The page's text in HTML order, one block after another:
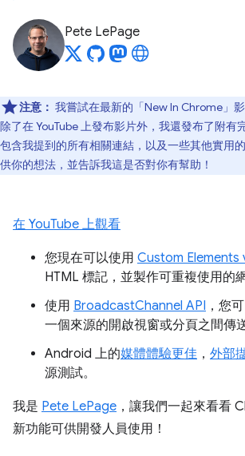
Pete LePage
注意： 我嘗試在最新的「New In Chrome」
除了在 YouTube 上發布影片外，我還發布了附有
包含我提到的所有相關連結，以及一些其他實用
供你的想法，並告訴我這是否對你有幫助！
在 YouTube 上觀看
您現在可以使用 Custom Elements
HTML 標記，並製作可重複使用的
使用 BroadcastChannel API ，您
一個來源的開啟視窗或分頁之間傳
Android 上的媒體體驗更佳 ， 外部
源測試。
我是 Pete LePage ，讓我們一起來看看
新功能可供開發人員使用！